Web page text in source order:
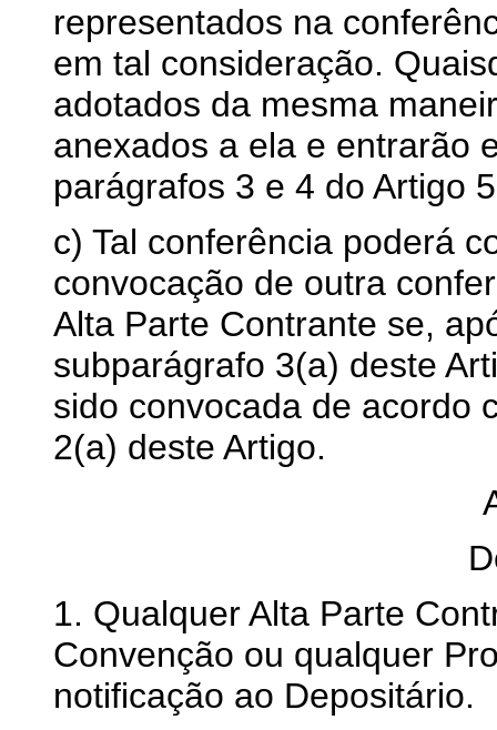
representados na
em tal consideração.
adotados da mesma
anexados a ela e entrarão
parágrafos 3 e 4 do Artigo
c) Tal conferência poderá
convocação de outra
Alta Parte Contrante se,
subparágrafo 3(a) deste
sido convocada de acordo
2(a) deste Artigo.
1. Qualquer Alta Parte
Convenção ou qualquer
notificação ao Depositário.